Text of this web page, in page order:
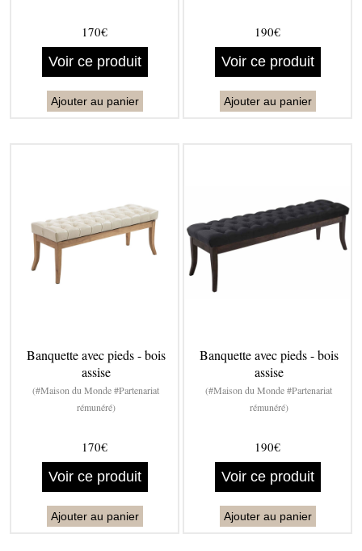
170€
Voir ce produit
Ajouter au panier
190€
Voir ce produit
Ajouter au panier
Banquette avec pieds - bois
assise
(#Maison du Monde #Partenariat
rémunéré)
170€
Voir ce produit
Ajouter au panier
Banquette avec pieds - bois
assise
(#Maison du Monde #Partenariat
rémunéré)
190€
Voir ce produit
Ajouter au panier